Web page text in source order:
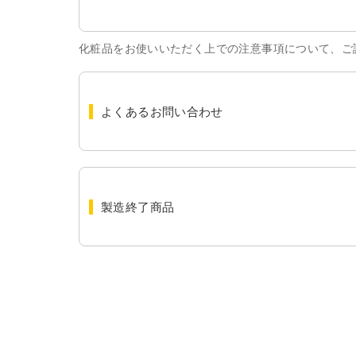
化粧品をお使いいただく上での注意事項について、ご
よくあるお問い合わせ
製造終了商品